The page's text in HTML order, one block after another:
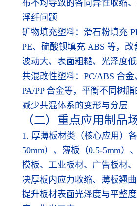
布不均导致的各向异性收缩
浮纤问题
矿物填充塑料：滑石粉填充
PE、硫酸钡填充 ABS 等，
波动大、表面粗糙、光泽度
共混改性塑料：PC/ABS 合金
PA/PP 合金等，平衡不同树脂
减少共混体系的变形与分层
（二）重点应用制品
1. 厚薄板材类（核心应用）
50mm）、薄板（0.5-5mm）
模板、工业板材、广告板材
决厚板内应力收缩、薄板翘
提升板材表面光泽度与平整